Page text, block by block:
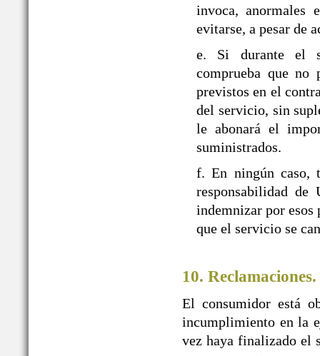
invoca, anormales
evitarse, a pesar de
e. Si durante el
comprueba que no
previstos en el
del servicio, sin
le abonará el
suministrados.
f. En ningún caso,
responsabilidad de
indemnizar por esos
que el servicio se
10. Reclamaciones.
El consumidor está
incumplimiento en la
vez haya finalizado el